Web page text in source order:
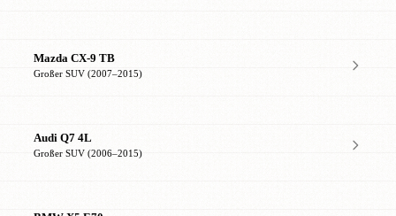
Mazda CX-9 TB
Großer SUV (2007–2015)
Audi Q7 4L
Großer SUV (2006–2015)